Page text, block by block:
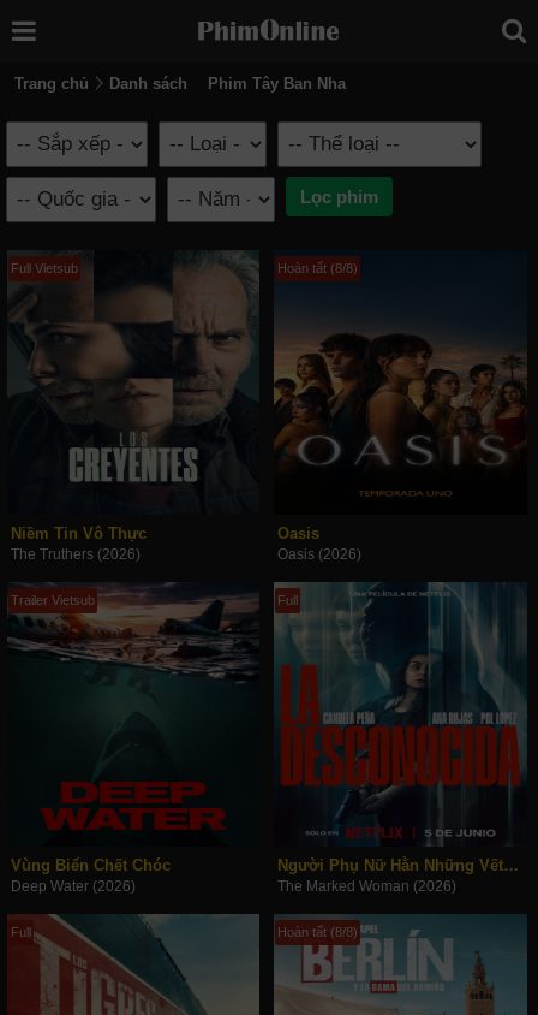
Trang chủ Danh sách Phim Tây Ban Nha
Full Vietsub
Niềm Tin Vô Thực
The Truthers (2026)
Hoàn tất (8/8)
Oasis
Oasis (2026)
Trailer Vietsub
Vùng Biển Chết Chóc
Deep Water (2026)
Full
Người Phụ Nữ Hằn Những Vết Thương
The Marked Woman (2026)
Full Hoàn tất (8/8)